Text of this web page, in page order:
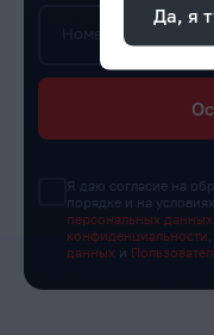
Номер телефона*
Я даю согласие на
порядке и на
персональных данных
конфиденциальности
данных и
Да, я